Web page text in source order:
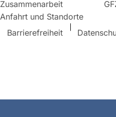
Zusammenarbeit
Anfahrt und Standorte
Barrierefreiheit